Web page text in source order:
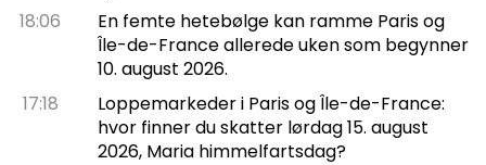
18:06
En femte hetebølge kan ramme Paris og
Île-de-France allerede uken som begynner
10. august 2026.
17:18
Loppemarkeder i Paris og Île-de-France:
hvor finner du skatter lørdag 15. august
2026, Maria himmelfartsdag?